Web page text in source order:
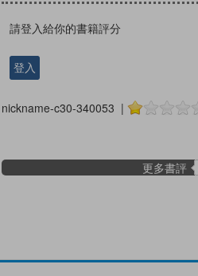
請登入給你的書籍評分
登入
nickname-c30-340053 |
更多書評